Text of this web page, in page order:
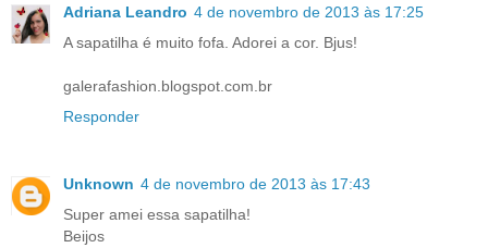
Adriana Leandro 4 de novembro de 2013 às 17:25
A sapatilha é muito fofa. Adorei a cor. Bjus!
galerafashion.blogspot.com.br
Responder
Unknown 4 de novembro de 2013 às 17:43
Super amei essa sapatilha!
Beijos